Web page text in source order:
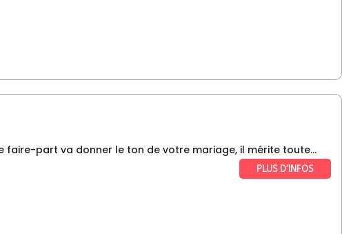
faire-part va donner le ton de votre mariage, il mérite toute...
PLUS D’INFOS